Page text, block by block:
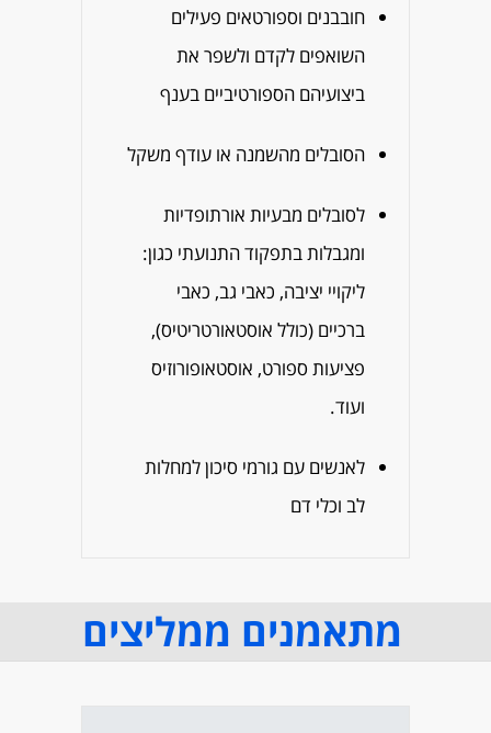
חובבנים וספורטאים פעילים
השואפים לקדם ולשפר את
ביצועיהם הספורטיביים בענף
הסובלים מהשמנה או עודף משקל
לסובלים מבעיות אורתופדיות
ומגבלות בתפקוד התנועתי כגון:
ליקויי יציבה, כאבי גב, כאבי
ברכיים (כולל אוסטאורטריטיס),
פציעות ספורט, אוסטאופורוזיס
ועוד.
לאנשים עם גורמי סיכון למחלות
לב וכלי דם
מתאמנים ממליצים